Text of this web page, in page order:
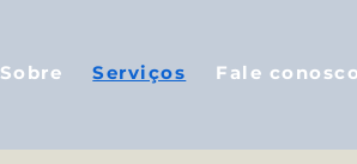
Sobre Serviços Fale conosco